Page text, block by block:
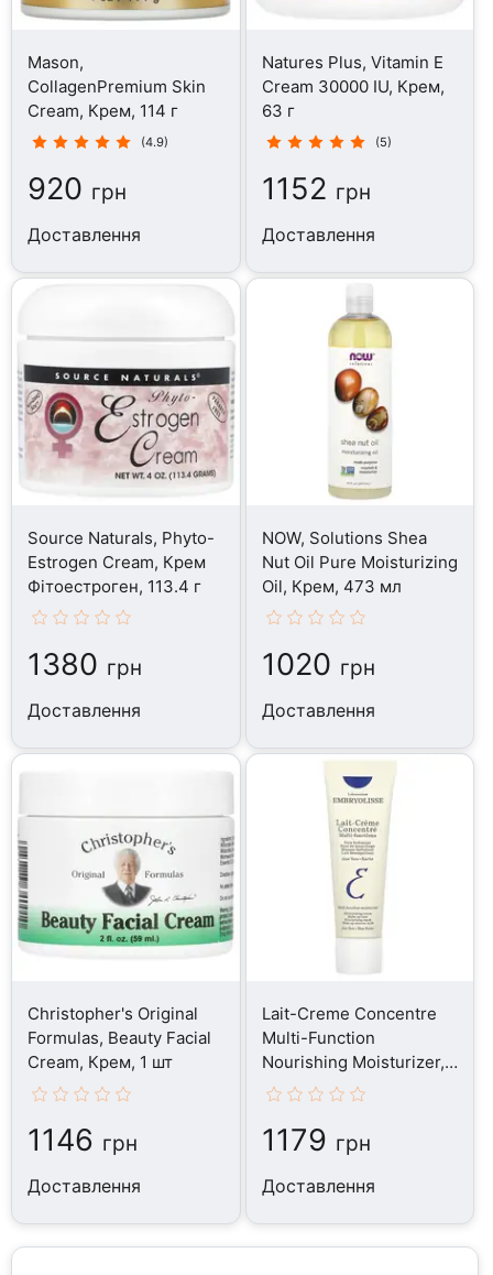
Mason,
CollagenPremium Skin
Cream, Крем, 114 г
(4.9)
920 грн
Доставлення
Natures Plus, Vitamin E
Cream 30000 IU, Крем,
63 г
(5)
1152 грн
Доставлення
Source Naturals, Phyto-
Estrogen Cream, Крем
Фітоестроген, 113.4 г
1380 грн
Доставлення
NOW, Solutions Shea
Nut Oil Pure Moisturizing
Oil, Крем, 473 мл
1020 грн
Доставлення
Christopher's Original
Formulas, Beauty Facial
Cream, Крем, 1 шт
1146 грн
Доставлення
Lait-Creme Concentre
Multi-Function
Nourishing Moisturizer,
Крем, 30 мл
1179 грн
Доставлення